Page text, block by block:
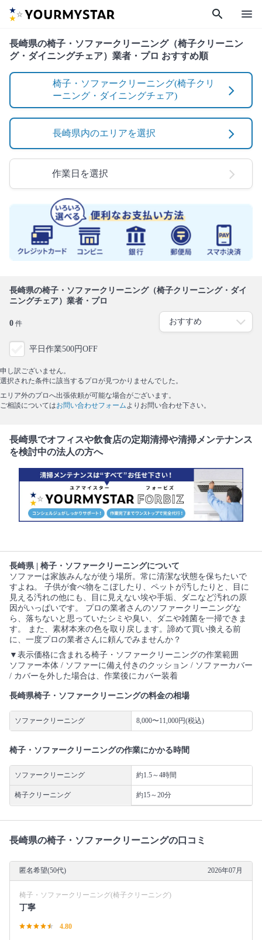
search menu
長崎県の椅子・ソファークリーニング（椅子クリーニン
グ・ダイニングチェア）業者・プロ おすすめ順
椅子・ソファークリーニング(椅子クリ
ーニング・ダイニングチェア)
長崎県内のエリアを選択
作業日を選択
長崎県の椅子・ソファークリーニング（椅子クリーニング・ダイ
ニングチェア）業者・プロ
0 件
平日作業500円OFF
申し訳ございません。
選択された条件に該当するプロが見つかりませんでした。
エリア外のプロへ出張依頼が可能な場合がございます。
ご相談についてはお問い合わせフォーム よりお問い合わせ下さい。
長崎県でオフィスや飲食店の定期清掃や清掃メンテナンス
を検討中の法人の方へ
長崎県 | 椅子・ソファークリーニングについて
ソファーは家族みんなが使う場所。常に清潔な状態を保ちたいで
すよね。 子供が食べ物をこぼしたり、ペットが汚したりと、目に
見える汚れの他にも、目に見えない埃や手垢、ダニなど汚れの原
因がいっぱいです。 プロの業者さんのソファークリーニングな
ら、落ちないと思っていたシミや臭い、ダニや雑菌を一掃できま
す。 また、素材本来の色を取り戻します。諦めて買い換える前
に、一度プロの業者さんに頼んでみませんか？
▼表示価格に含まれる椅子・ソファークリーニングの作業範囲
ソファー本体 / ソファーに備え付きのクッション / ソファーカバー
/ カバーを外した場合は、作業後にカバー装着
長崎県椅子・ソファークリーニングの料金の相場
ソファークリーニング 8,000〜11,000円(税込)
椅子・ソファークリーニングの作業にかかる時間
ソファークリーニング 約1.5～4時間
椅子クリーニング 約15～20分
長崎県の椅子・ソファークリーニングの口コミ
匿名希望(50代) 2026年07月
椅子・ソファークリーニング(椅子クリーニング)
丁寧
4.80